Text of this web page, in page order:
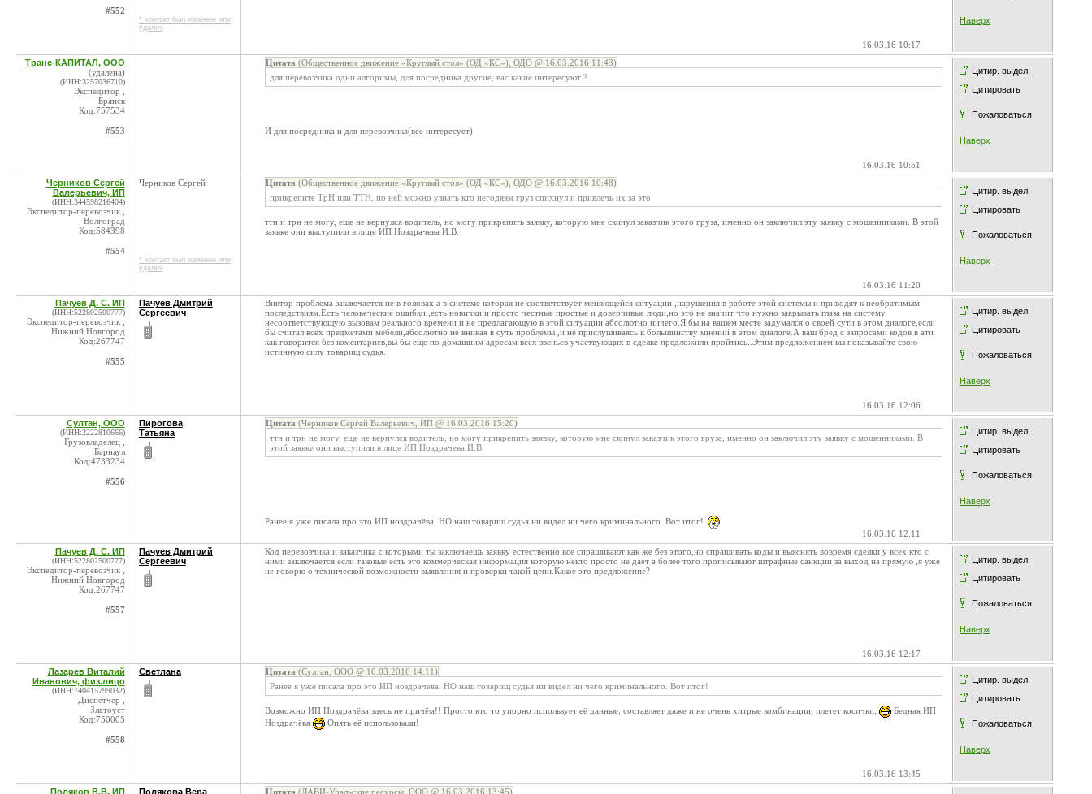
Наверх
#552
* контакт был изменен или
удален
16.03.16 10:17
Цитир. выдел.
Цитировать
Пожаловаться
Наверх
Транс-КАПИТАЛ, ООО
(удалена)
(ИНН:3257036710)
Экспедитор ,
Брянск
Код:757534
#553
Цитата (Общественное движение «Круглый стол» (ОД «КС»), ОДО @ 16.03.2016 11:43)
для перевозчика одни алгоримы, для посредника другие, вас какие интересуют ?
И для посредника и для перевозчика(все интересует)
16.03.16 10:51
Цитир. выдел.
Цитировать
Пожаловаться
Наверх
Черников Сергей
Валерьевич, ИП
(ИНН:344598216404)
Экспедитор-перевозчик ,
Волгоград
Код:584398
#554
Черников Сергей
* контакт был изменен или
удален
Цитата (Общественное движение «Круглый стол» (ОД «КС»), ОДО @ 16.03.2016 10:48)
прикрепите ТрН или ТТН, по ней можно узнать кто негодяям груз спихнул и привлечь их за это
ттн и трн не могу, еще не вернулся водитель, но могу прикрепить заявку, которую мне скинул заказчик этого груза, именно он заключил эту заявку с мошенниками. В этой
заявке они выступили в лице ИП Ноздрачева И.В.
16.03.16 11:20
Цитир. выдел.
Цитировать
Пожаловаться
Наверх
Пачуев Д. С. ИП
(ИНН:522802500777)
Экспедитор-перевозчик ,
Нижний Новгород
Код:267747
#555
Пачуев Дмитрий
Сергеевич
Виктор проблема заключается не в головах а в системе которая не соответствует меняющейся ситуации ,нарушения в работе этой системы и приводят к необратимым
последствиям.Есть человеческие ошибки ,есть новички и просто честные простые и доверчивые люди,но это не значит что нужно закрывать глаза на систему
несоответствующую вызовам реального времени и не предлагающую в этой ситуации абсолютно ничего.Я бы на вашем месте задумался о своей сути в этом диалоге,если
бы считал всех предметами мебели,абсолютно не вникая в суть проблемы ,и не прислушиваясь к большинству мнений в этом диалоге.А ваш бред с запросами кодов в ати
как говорится без коментариев,вы бы еще по домашним адресам всех звеньев участвующих в сделке предложили пройтись..Этим предложением вы показывайте свою
истинную силу товарищ судья.
16.03.16 12:06
Цитир. выдел.
Цитировать
Пожаловаться
Наверх
Султан, ООО
(ИНН:2222810666)
Грузовладелец ,
Барнаул
Код:4733234
#556
Пирогова
Татьяна
Цитата (Черников Сергей Валерьевич, ИП @ 16.03.2016 15:20)
ттн и трн не могу, еще не вернулся водитель, но могу прикрепить заявку, которую мне скинул заказчик этого груза, именно он заключил эту заявку с мошенниками. В
этой заявке они выступили в лице ИП Ноздрачева И.В.
Ранее я уже писала про это ИП ноздрачёва. НО наш товарищ судья ни видел ни чего криминального. Вот итог!
16.03.16 12:11
Цитир. выдел.
Цитировать
Пожаловаться
Наверх
Пачуев Д. С. ИП
(ИНН:522802500777)
Экспедитор-перевозчик ,
Нижний Новгород
Код:267747
#557
Пачуев Дмитрий
Сергеевич
Код перевозчика и заказчика с которыми ты заключаешь заявку естественно все спрашивают как же без этого,но спрашивать коды и выяснять вовремя сделки у всех кто с
ними заключается если таковые есть это коммерческая информация которую некто просто не дает а более того прописывают штрафные санкции за выход на прямую ,я уже
не говорю о технической возможности выявления и проверки такой цепи.Какое это предложение?
16.03.16 12:17
Цитир. выдел.
Цитировать
Пожаловаться
Наверх
Лазарев Виталий
Иванович, физ.лицо
(ИНН:740415799032)
Диспетчер ,
Златоуст
Код:750005
#558
Светлана Цитата (Султан, ООО @ 16.03.2016 14:11)
Ранее я уже писала про это ИП ноздрачёва. НО наш товарищ судья ни видел ни чего криминального. Вот итог!
Возможно ИП Ноздрачёва здесь не причём!! Просто кто то упорно использует её данные, составляет даже и не очень хитрые комбинации, плетет косички,
Бедная ИП
Ноздрачёва
Опять её использовали!
16.03.16 13:45
Поляков В.В. ИП
Полякова Вера Цитата (ЛАВИ-Уральские ресурсы, ООО @ 16.03.2016 13:45)